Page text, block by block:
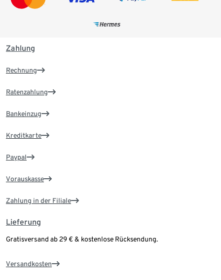
Zahlung
Rechnung
Ratenzahlung
Bankeinzug
Kreditkarte
Paypal
Vorauskasse
Zahlung in der Filiale
Lieferung
Gratisversand ab 29 € & kostenlose Rücksendung.
Versandkosten